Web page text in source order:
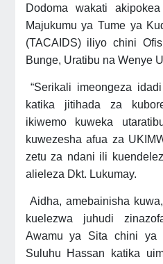
Dodoma wakati
Majukumu ya Tume ya
(TACAIDS) iliyo chini
Bunge, Uratibu na Wenye
“Serikali imeongeza
katika jitihada za
ikiwemo kuweka
kuwezesha afua za
zetu za ndani ili
alieleza Dkt. Lukumay.
Aidha, amebainisha
kuelezwa juhudi
Awamu ya Sita chini ya
Suluhu Hassan katika